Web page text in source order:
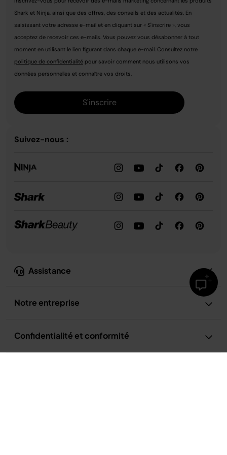
Assistance
Notre entreprise
Confidentialité et conformité
Shark et Ninja, ainsi que des offres, des conseils et des actualités. En
saisissant votre adresse e-mail et en cliquant sur « S'inscrire », vous
acceptez de recevoir ces e-mails. Vous pouvez vous désabonner à tout
moment en utilisant le lien figurant dans chaque e-mail. Consultez notre
politique de confidentialité pour savoir comment nous utilisons vos
données personnelles et connaître vos droits.
S'inscrire
Suivez-nous :